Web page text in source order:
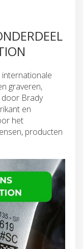
graveren,
Brady
en
het
producten